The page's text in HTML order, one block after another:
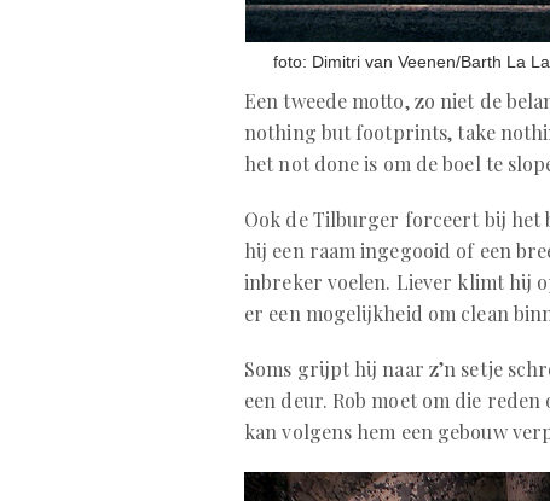
foto: Dimitri van Veenen/Barth La
Een tweede motto, zo niet de
nothing but footprints, take
het not done is om de boel te
Ook de Tilburger forceert bij het
hij een raam ingegooid of een
inbreker voelen. Liever klimt hij
er een mogelijkheid om clean
Soms grijpt hij naar z’n setje
een deur. Rob moet om die
kan volgens hem een gebouw